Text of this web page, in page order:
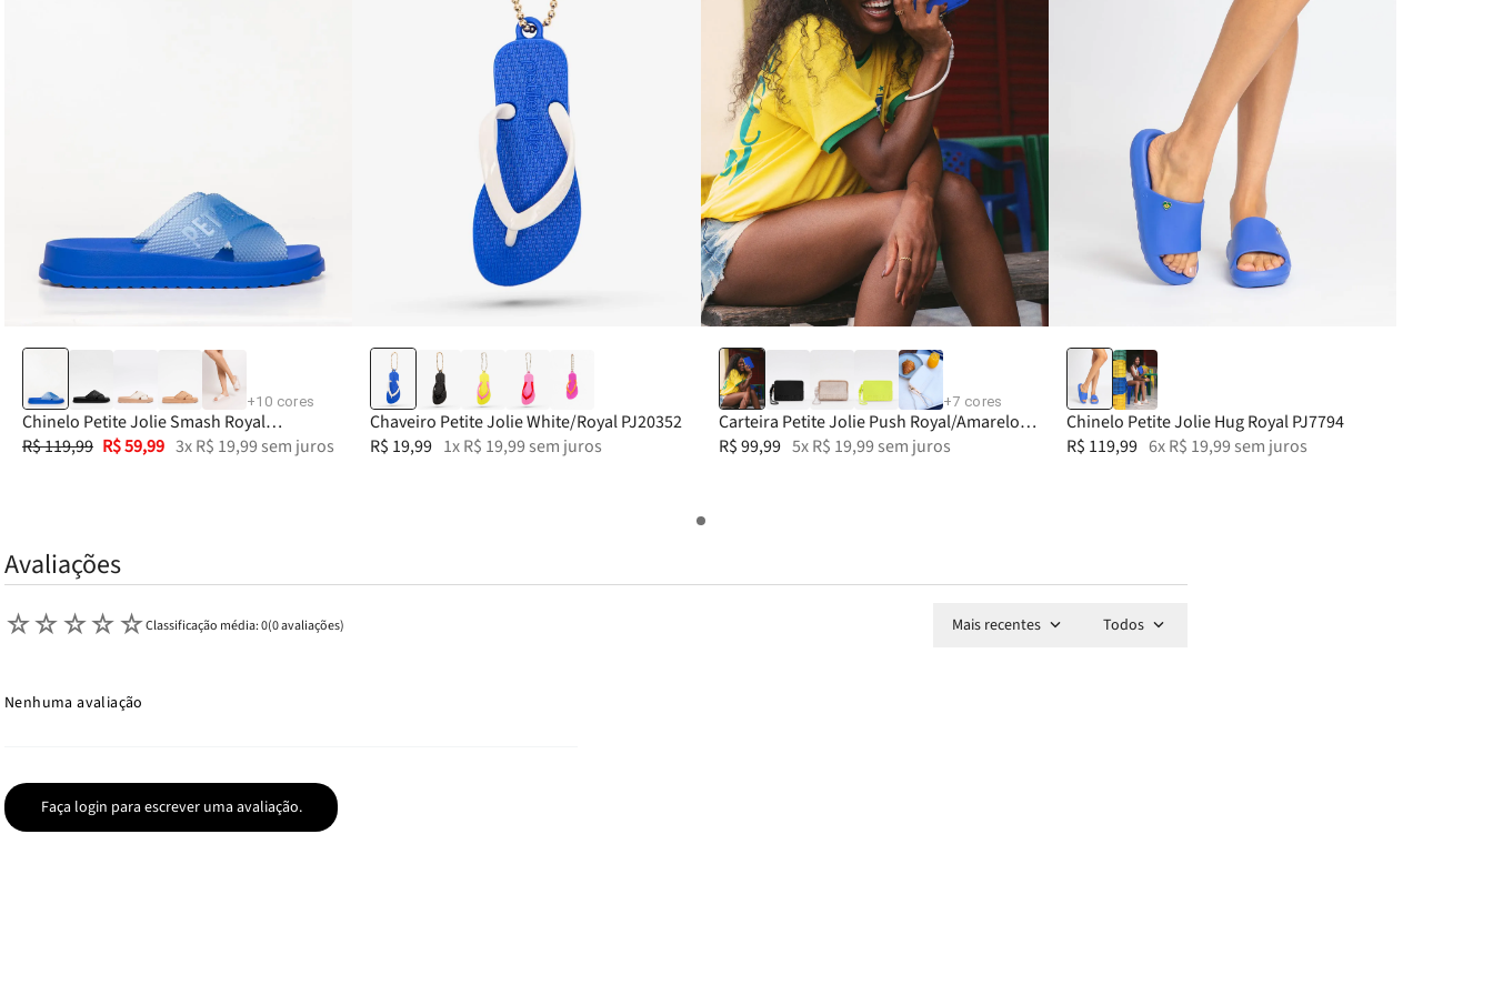
33-34 35 36
+10 cores
Chinelo Petite Jolie Smash Royal
Translúcido PJ6812II
R$119,99 R$59,99 3xR$ 19,99 sem juros
Chaveiro Petite Jolie White/Royal PJ20352
R$ 19,99 1xR$ 19,99 sem juros
+7 cores
Carteira Petite Jolie Push Royal/Amarelo
PJ20167
R$99,99 5xR$ 19,99 sem juros
33-34 35
Chinelo Petite Jolie Hug Royal PJ7794
R$ 119,99 6xR$ 19,99 sem juros
Avaliações
☆☆☆☆☆Classificação média: 0(0 avaliações)
Faça login para escrever uma avaliação.
Mais recentes Todos
Nenhuma avaliação